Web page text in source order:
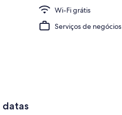
Wi-Fi grátis
Serviços de negócios
datas